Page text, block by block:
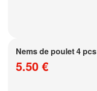
Nems de poulet 4 pcs
5.50 €